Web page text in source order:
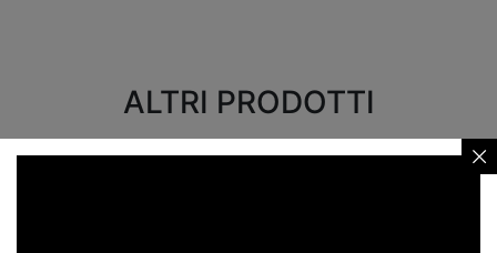
ALTRI PRODOTTI